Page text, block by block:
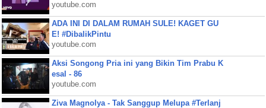
youtube.com
ADA INI DI DALAM RUMAH SULE! KAGET GU
E! #DibalikPintu
youtube.com
Aksi Songong Pria ini yang Bikin Tim Prabu K
esal - 86
youtube.com
Ziva Magnolya - Tak Sanggup Melupa #Terlanj